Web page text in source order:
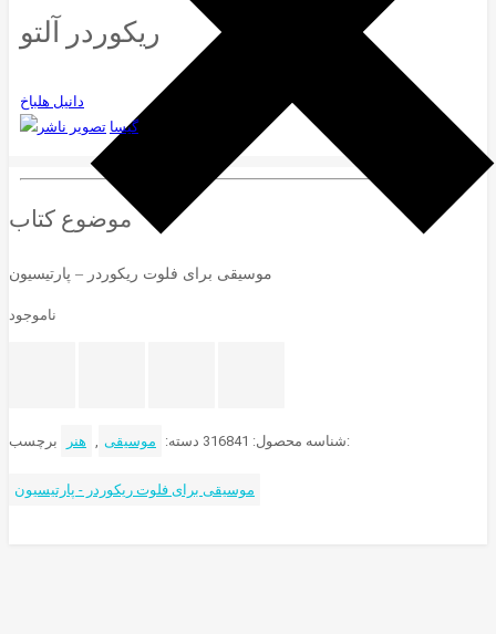
ریکوردر آلتو
دانیل هلباخ
گیسا
موضوع کتاب
موسیقی برای فلوت ریکوردر – پارتیسیون
ناموجود
شناسه محصول: 316841 دسته: موسیقی هنر برچسب:
موسیقی برای فلوت ریکوردر - پارتیسیون